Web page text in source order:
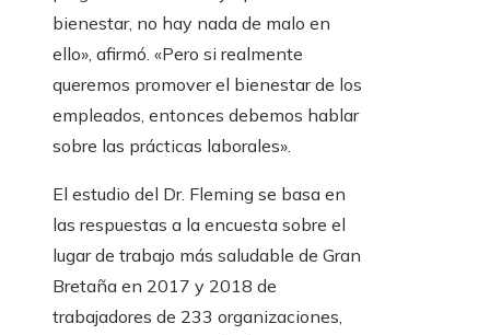
bienestar, no hay nada de malo en
ello», afirmó. «Pero si realmente
queremos promover el bienestar de los
empleados, entonces debemos hablar
sobre las prácticas laborales».
El estudio del Dr. Fleming se basa en
las respuestas a la encuesta sobre el
lugar de trabajo más saludable de Gran
Bretaña en 2017 y 2018 de
trabajadores de 233 organizaciones,